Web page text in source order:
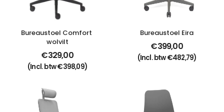
Bureaustoel Comfort
wolvilt
€329,00
(Incl. btw€398,09)
Bureaustoel Eira
€399,00
(Incl. btw€482,79)